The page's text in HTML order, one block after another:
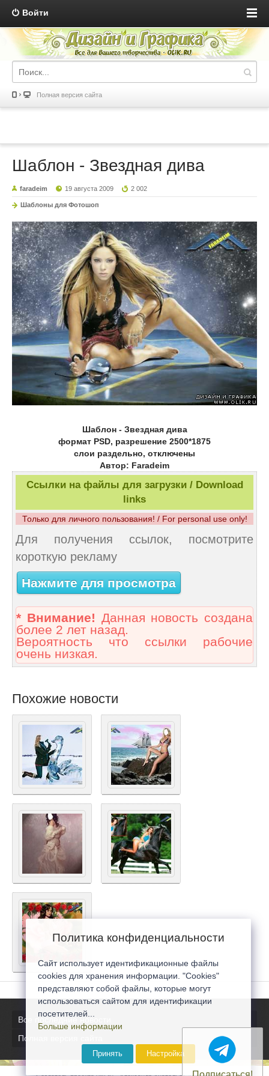
Войти
Полная версия сайта
Шаблон - Звездная дива
faradeim 19 августа 2009 2 002
Шаблоны для Фотошоп
Шаблон - Звездная дива
формат PSD, разрешение 2500*1875
слои раздельно, отключены
Автор: Faradeim
Ссылки на файлы для загрузки / Download
links
Только для личного пользования! / For personal use only!
Для получения ссылок, посмотрите
короткую рекламу
Нажмите для просмотра
* Внимание! Данная новость создана
более 2 лет назад.
Вероятность что ссылки рабочие
очень низкая.
Похожие новости
Все последние новости
Полная версия сайта
Политика конфиденциальности
Сайт использует идентификационные файлы
cookies для хранения информации. "Cookies"
представляют собой файлы, которые могут
использоваться сайтом для идентификации
посетителей...
Больше информации
Принять Настройка